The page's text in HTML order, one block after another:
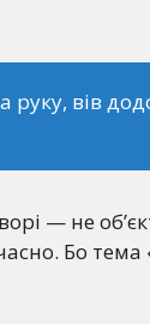
руку, вів
— не
Бо